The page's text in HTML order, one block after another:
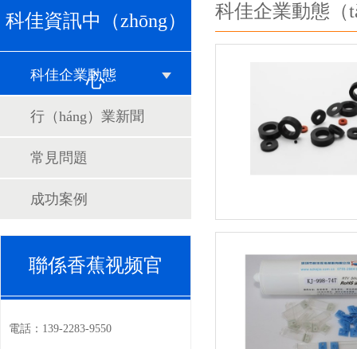
科佳資訊中（zhōng）
心
科佳企業動態
行（háng）業新聞
常見問題
成功案例
聯係香蕉视频官
電話： 139-2283-9550
科佳企業動態（